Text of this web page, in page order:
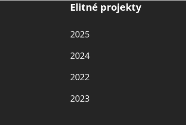
Elitné projekty
2025
2024
2022
2023